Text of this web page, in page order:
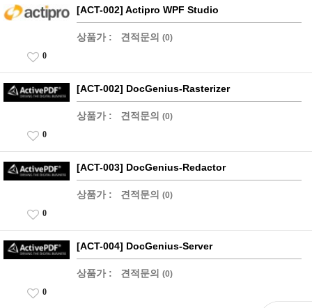
[ACT-002] Actipro WPF Studio
상품가 : 견적문의 (0)
0
[ACT-002] DocGenius-Rasterizer
상품가 : 견적문의 (0)
0
[ACT-003] DocGenius-Redactor
상품가 : 견적문의 (0)
0
[ACT-004] DocGenius-Server
상품가 : 견적문의 (0)
0